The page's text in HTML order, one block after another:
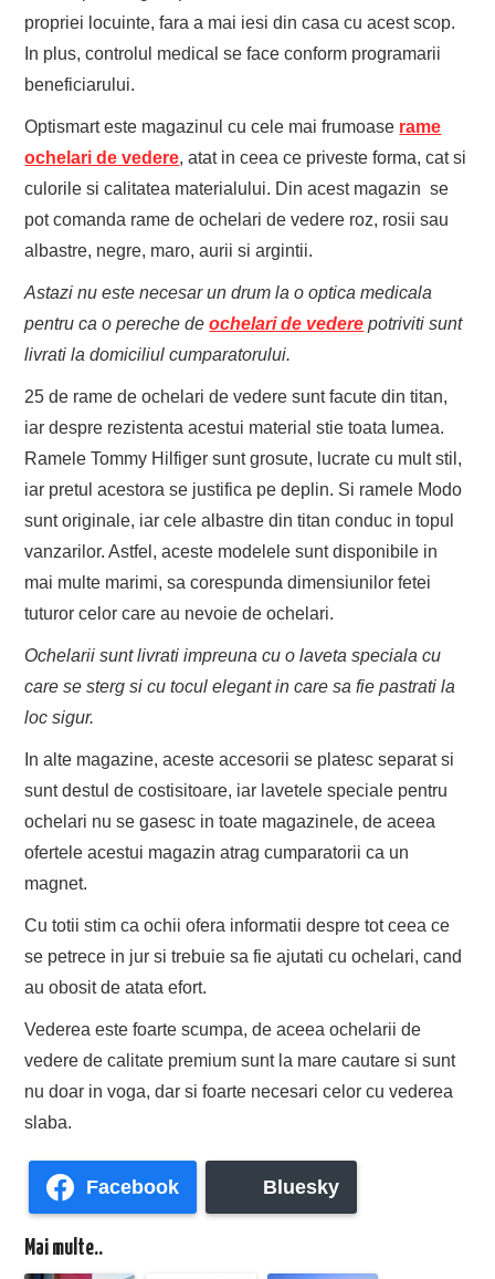
propriei locuinte, fara a mai iesi din casa cu acest scop.
In plus, controlul medical se face conform programarii
beneficiarului.
Optismart este magazinul cu cele mai frumoase rame
ochelari de vedere, atat in ceea ce priveste forma, cat si
culorile si calitatea materialului. Din acest magazin se
pot comanda rame de ochelari de vedere roz, rosii sau
albastre, negre, maro, aurii si argintii.
Astazi nu este necesar un drum la o optica medicala
pentru ca o pereche deochelari de vedere potriviti sunt
livrati la domiciliul cumparatorului.
25 de rame de ochelari de vedere sunt facute din titan,
iar despre rezistenta acestui material stie toata lumea.
Ramele Tommy Hilfiger sunt grosute, lucrate cu mult stil,
iar pretul acestora se justifica pe deplin. Si ramele Modo
sunt originale, iar cele albastre din titan conduc in topul
vanzarilor. Astfel, aceste modelele sunt disponibile in
mai multe marimi, sa corespunda dimensiunilor fetei
tuturor celor care au nevoie de ochelari.
Ochelarii sunt livrati impreuna cu o laveta speciala cu
care se sterg si cu tocul elegant in care sa fie pastrati la
loc sigur.
In alte magazine, aceste accesorii se platesc separat si
sunt destul de costisitoare, iar lavetele speciale pentru
ochelari nu se gasesc in toate magazinele, de aceea
ofertele acestui magazin atrag cumparatorii ca un
magnet.
Cu totii stim ca ochii ofera informatii despre tot ceea ce
se petrece in jur si trebuie sa fie ajutati cu ochelari, cand
au obosit de atata efort.
Vederea este foarte scumpa, de aceea ochelarii de
vedere de calitate premium sunt la mare cautare si sunt
nu doar in voga, dar si foarte necesari celor cu vederea
slaba.
Facebook Bluesky
Mai multe..